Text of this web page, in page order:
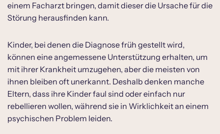
einem Facharzt bringen, damit dieser die Ursache für die
Störung herausfinden kann.
Kinder, bei denen die Diagnose früh gestellt wird,
können eine angemessene Unterstützung erhalten, um
mit ihrer Krankheit umzugehen, aber die meisten von
ihnen bleiben oft unerkannt. Deshalb denken manche
Eltern, dass ihre Kinder faul sind oder einfach nur
rebellieren wollen, während sie in Wirklichkeit an einem
psychischen Problem leiden.